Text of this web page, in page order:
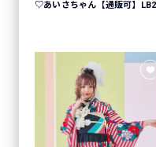
♡あいさちゃん【通販可】